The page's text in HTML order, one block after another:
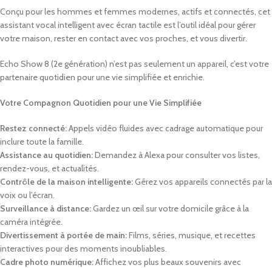
Conçu pour les hommes et femmes modernes, actifs et connectés, cet
assistant vocal intelligent avec écran tactile est l’outil idéal pour gérer
votre maison, rester en contact avec vos proches, et vous divertir.
Echo Show 8 (2e génération) n’est pas seulement un appareil, c’est votre
partenaire quotidien pour une vie simplifiée et enrichie.
Votre Compagnon Quotidien pour une Vie Simplifiée
Restez connecté:Appels vidéo fluides avec cadrage automatique pour
inclure toute la famille.
Assistance au quotidien:Demandez à Alexa pour consulter vos listes,
rendez-vous, et actualités.
Contrôle de la maison intelligente:Gérez vos appareils connectés par la
voix ou l’écran.
Surveillance à distance:Gardez un œil sur votre domicile grâce à la
caméra intégrée.
Divertissement à portée de main:Films, séries, musique, et recettes
interactives pour des moments inoubliables.
Cadre photo numérique:Affichez vos plus beaux souvenirs avec